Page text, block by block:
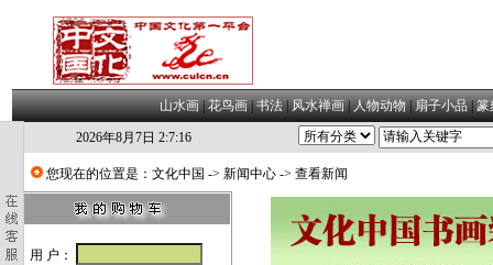
山水画|花鸟画|书法|风水禅画|人物动物|扇子小品|篆
2026年8月7日 2:7:17
您现在的位置是： 文化中国 -> 新闻中心 -> 查看新闻
用 户：